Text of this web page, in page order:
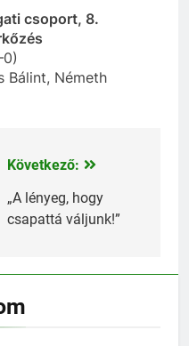
csoport, 8.
Bálint, Németh
Következő:
„A lényeg, hogy
csapattá váljunk!”